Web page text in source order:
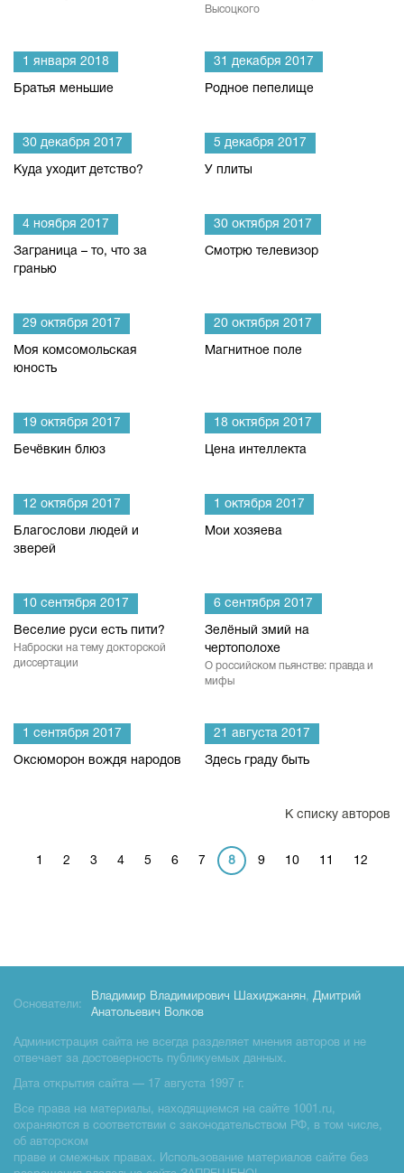
Высоцкого
1 января 2018
Братья меньшие
31 декабря 2017
Родное пепелище
30 декабря 2017
Куда уходит детство?
5 декабря 2017
У плиты
4 ноября 2017
Заграница – то, что за
гранью
30 октября 2017
Смотрю телевизор
29 октября 2017
Моя комсомольская
юность
20 октября 2017
Магнитное поле
19 октября 2017
Бечёвкин блюз
18 октября 2017
Цена интеллекта
12 октября 2017
Благослови людей и
зверей
1 октября 2017
Мои хозяева
10 сентября 2017
Веселие руси есть пити?
Наброски на тему докторской
диссертации
6 сентября 2017
Зелёный змий на
чертополохе
О российском пьянстве: правда и
мифы
1 сентября 2017
Оксюморон вождя народов
21 августа 2017
Здесь граду быть
К списку авторов
1 2 3 4 5 6 7 8 9 10 11 12
Основатели:
Владимир Владимирович Шахиджанян, Дмитрий
Анатольевич Волков
Администрация сайта не всегда разделяет мнения авторов и не
отвечает за достоверность публикуемых данных.
Дата открытия сайта — 17 августа 1997 г.
Все права на материалы, находящиемся на сайте 1001.ru,
охраняются в соответствии с законодательством РФ, в том числе,
об авторском
праве и смежных правах. Использование материалов сайте без